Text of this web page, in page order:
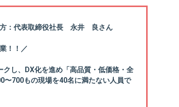
方：代表取締役社長 永井 良さん
！！／
し、DX化を進め「高品質・低価格・全
〜700もの現場を40名に満たない人員で